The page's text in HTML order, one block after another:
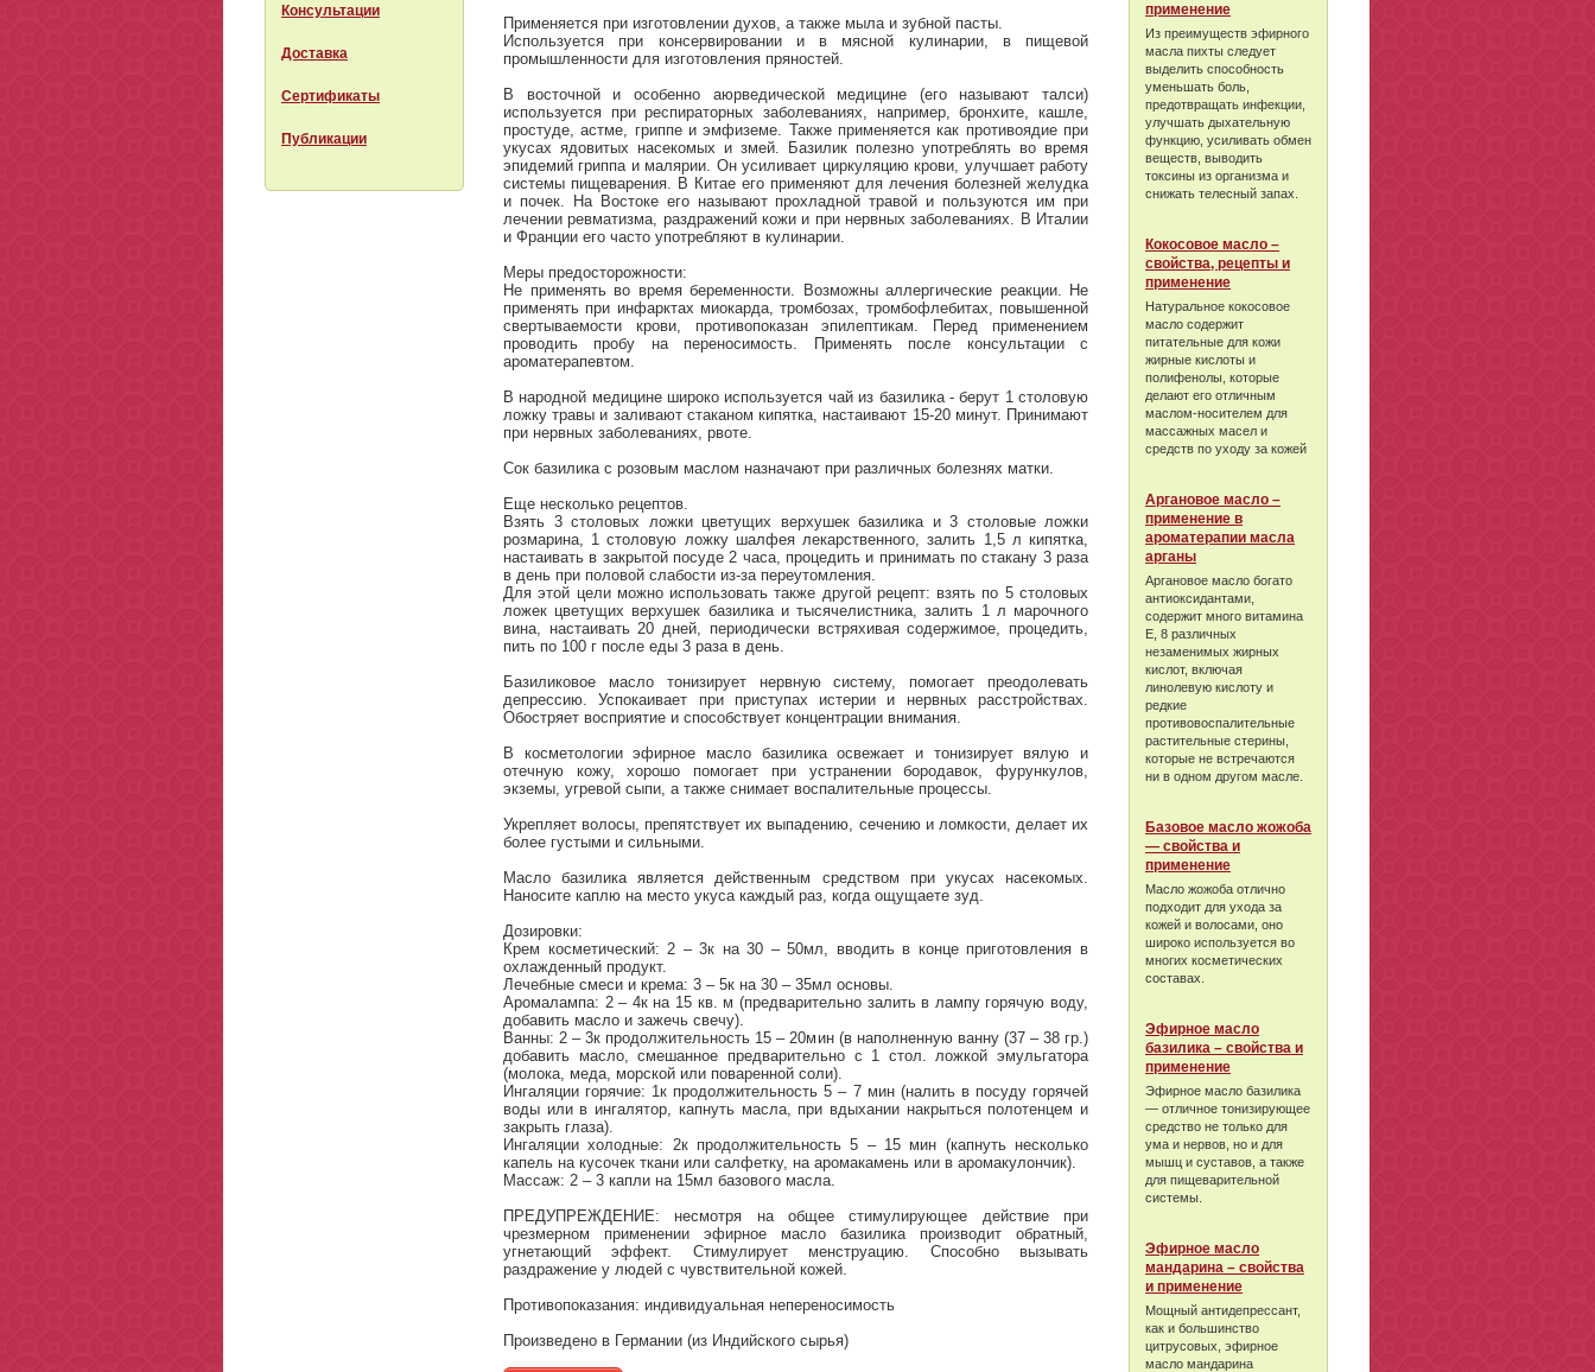
Консультации
Доставка
Сертификаты
Публикации
Применяется при изготовлении духов, а также мыла и зубной пасты.
Используется при консервировании и в мясной кулинарии, в пищевой
промышленности для изготовления пряностей.
В восточной и особенно аюрведической медицине (его называют талси)
используется при респираторных заболеваниях, например, бронхите, кашле,
простуде, астме, гриппе и эмфиземе. Также применяется как противоядие при
укусах ядовитых насекомых и змей. Базилик полезно употреблять во время
эпидемий гриппа и малярии. Он усиливает циркуляцию крови, улучшает работу
системы пищеварения. В Китае его применяют для лечения болезней желудка
и почек. На Востоке его называют прохладной травой и пользуются им при
лечении ревматизма, раздражений кожи и при нервных заболеваниях. В Италии
и Франции его часто употребляют в кулинарии.
Меры предосторожности:
Не применять во время беременности. Возможны аллергические реакции. Не
применять при инфарктах миокарда, тромбозах, тромбофлебитах, повышенной
свертываемости крови, противопоказан эпилептикам. Перед применением
проводить пробу на переносимость. Применять после консультации с
ароматерапевтом.
В народной медицине широко используется чай из базилика - берут 1 столовую
ложку травы и заливают стаканом кипятка, настаивают 15-20 минут. Принимают
при нервных заболеваниях, рвоте.
Сок базилика с розовым маслом назначают при различных болезнях матки.
Еще несколько рецептов.
Взять 3 столовых ложки цветущих верхушек базилика и 3 столовые ложки
розмарина, 1 столовую ложку шалфея лекарственного, залить 1,5 л кипятка,
настаивать в закрытой посуде 2 часа, процедить и принимать по стакану 3 раза
в день при половой слабости из-за переутомления.
Для этой цели можно использовать также другой рецепт: взять по 5 столовых
ложек цветущих верхушек базилика и тысячелистника, залить 1 л марочного
вина, настаивать 20 дней, периодически встряхивая содержимое, процедить,
пить по 100 г после еды 3 раза в день.
Базиликовое масло тонизирует нервную систему, помогает преодолевать
депрессию. Успокаивает при приступах истерии и нервных расстройствах.
Обостряет восприятие и способствует концентрации внимания.
В косметологии эфирное масло базилика освежает и тонизирует вялую и
отечную кожу, хорошо помогает при устранении бородавок, фурункулов,
экземы, угревой сыпи, а также снимает воспалительные процессы.
Укрепляет волосы, препятствует их выпадению, сечению и ломкости, делает их
более густыми и сильными.
Масло базилика является действенным средством при укусах насекомых.
Наносите каплю на место укуса каждый раз, когда ощущаете зуд.
Дозировки:
Крем косметический: 2 – 3к на 30 – 50мл, вводить в конце приготовления в
охлажденный продукт.
Лечебные смеси и крема: 3 – 5к на 30 – 35мл основы.
Аромалампа: 2 – 4к на 15 кв. м (предварительно залить в лампу горячую воду,
добавить масло и зажечь свечу).
Ванны: 2 – 3к продолжительность 15 – 20мин (в наполненную ванну (37 – 38 гр.)
добавить масло, смешанное предварительно с 1 стол. ложкой эмульгатора
(молока, меда, морской или поваренной соли).
Ингаляции горячие: 1к продолжительность 5 – 7 мин (налить в посуду горячей
воды или в ингалятор, капнуть масла, при вдыхании накрыться полотенцем и
закрыть глаза).
Ингаляции холодные: 2к продолжительность 5 – 15 мин (капнуть несколько
капель на кусочек ткани или салфетку, на аромакамень или в аромакулончик).
Массаж: 2 – 3 капли на 15мл базового масла.
ПРЕДУПРЕЖДЕНИЕ: несмотря на общее стимулирующее действие при
чрезмерном применении эфирное масло базилика производит обратный,
угнетающий эффект. Стимулирует менструацию. Способно вызывать
раздражение у людей с чувствительной кожей.
Противопоказания: индивидуальная непереносимость
Произведено в Германии (из Индийского сырья)
применение
Из преимуществ эфирного
масла пихты следует
выделить способность
уменьшать боль,
предотвращать инфекции,
улучшать дыхательную
функцию, усиливать обмен
веществ, выводить
токсины из организма и
снижать телесный запах.
Кокосовое масло –
свойства, рецепты и
применение
Натуральное кокосовое
масло содержит
питательные для кожи
жирные кислоты и
полифенолы, которые
делают его отличным
маслом-носителем для
массажных масел и
средств по уходу за кожей
Аргановое масло –
применение в
ароматерапии масла
арганы
Аргановое масло богато
антиоксидантами,
содержит много витамина
Е, 8 различных
незаменимых жирных
кислот, включая
линолевую кислоту и
редкие
противовоспалительные
растительные стерины,
которые не встречаются
ни в одном другом масле.
Базовое масло жожоба
— свойства и
применение
Масло жожоба отлично
подходит для ухода за
кожей и волосами, оно
широко используется во
многих косметических
составах.
Эфирное масло
базилика – свойства и
применение
Эфирное масло базилика
— отличное тонизирующее
средство не только для
ума и нервов, но и для
мышц и суставов, а также
для пищеварительной
системы.
Эфирное масло
мандарина – свойства
и применение
Мощный антидепрессант,
как и большинство
цитрусовых, эфирное
масло мандарина